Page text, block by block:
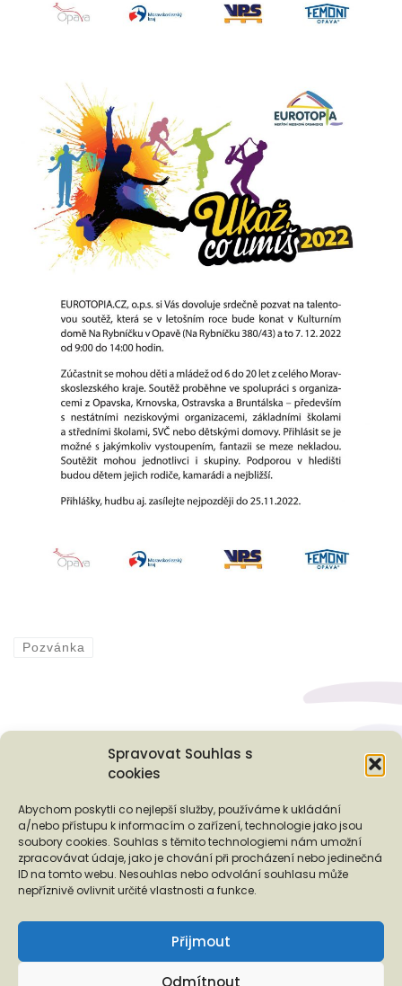
Spravovat Souhlas s
cookies
Abychom poskytli co nejlepší služby, používáme k ukládání
a/nebo přístupu k informacím o zařízení, technologie jako jsou
soubory cookies. Souhlas s těmito technologiemi nám umožní
zpracovávat údaje, jako je chování při procházení nebo jedinečná
ID na tomto webu. Nesouhlas nebo odvolání souhlasu může
nepříznivě ovlivnit určité vlastnosti a funkce.
Přijmout
Odmítnout
Pozvánka
Podporují nás...
❬ ❭